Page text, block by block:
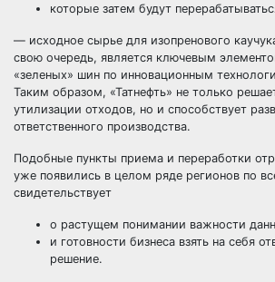
которые затем будут
— исходное сырье для изопренового
свою очередь, является ключевым
«зеленых» шин по инновационным
Таким образом, «Татнефть» не только
утилизации отходов, но и способствует
ответственного производства.
Подобные пункты приема и переработки
уже появились в целом ряде регионов по
свидетельствует
о растущем понимании важности
и готовности бизнеса взять на себя
решение.